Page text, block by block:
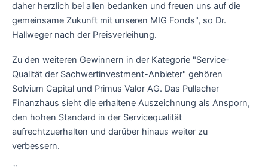
daher herzlich bei allen bedanken und freuen uns auf die
gemeinsame Zukunft mit unseren MIG Fonds", so Dr.
Hallweger nach der Preisverleihung.
Zu den weiteren Gewinnern in der Kategorie "Service-
Qualität der Sachwertinvestment-Anbieter" gehören
Solvium Capital und Primus Valor AG. Das Pullacher
Finanzhaus sieht die erhaltene Auszeichnung als Ansporn,
den hohen Standard in der Servicequalität
aufrechtzuerhalten und darüber hinaus weiter zu
verbessern.